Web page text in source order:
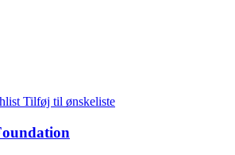
Tilføj til ønskeliste